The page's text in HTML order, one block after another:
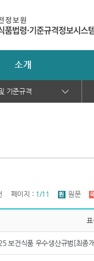
소개
기준규격
페이지 : 1/11 원문
보건식품 우수생산규범[최종